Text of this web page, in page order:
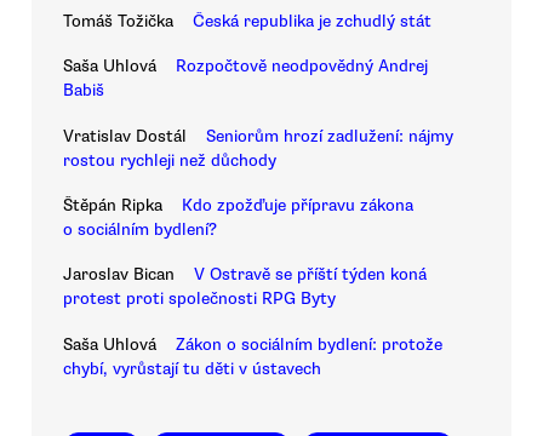
Tomáš Tožička Česká republika je zchudlý stát
Saša Uhlová
Rozpočtově neodpovědný Andrej
Babiš
Vratislav Dostál
Seniorům hrozí zadlužení: nájmy
rostou rychleji než důchody
Štěpán Ripka
Kdo zpožďuje přípravu zákona
o sociálním bydlení?
Jaroslav Bican
V Ostravě se příští týden koná
protest proti společnosti RPG Byty
Saša Uhlová
Zákon o sociálním bydlení: protože
chybí, vyrůstají tu děti v ústavech